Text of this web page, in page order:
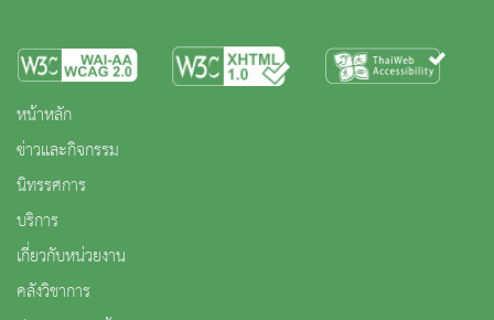
หน้าหลัก
ข่าวและกิจกรรม
นิทรรศการ
บริการ
เกี่ยวกับหน่วยงาน
คลังวิชาการ